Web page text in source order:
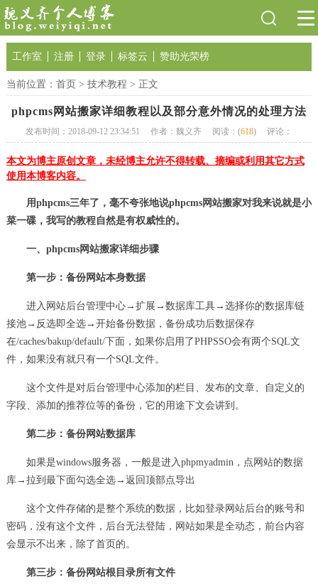
工作室 注册 登录 标签云 赞助光荣榜
当前位置： 首页 > 技术教程 > 正文
phpcms网站搬家详细教程以及部分意外情况的处理方法
发布时间：2018-09-12 23:34:51 作者：魏义齐 阅读：(618) 评论：
本文为博主原创文章，未经博主允许不得转载、摘编或利用其它方式
使用本博客内容。
用phpcms三年了，毫不夸张地说phpcms网站搬家对我来说就是小
菜一碟，我写的教程自然是有权威性的。
一、phpcms网站搬家详细步骤
第一步：备份网站本身数据
进入网站后台管理中心→扩展→数据库工具→选择你的数据库链
接池→反选即全选→开始备份数据，备份成功后数据保存
在/caches/bakup/default/下面，如果你启用了PHPSSO会有两个SQL文
件，如果没有就只有一个SQL文件。
这个文件是对后台管理中心添加的栏目、发布的文章、自定义的
字段、添加的推荐位等的备份，它的用途下文会讲到。
第二步：备份网站数据库
如果是windows服务器，一般是进入phpmyadmin，点网站的数据
库→拉到最下面勾选全选→返回顶部点导出
这个文件存储的是整个系统的数据，比如登录网站后台的账号和
密码，没有这个文件，后台无法登陆，网站如果是全动态，前台内容
会显示不出来，除了首页的。
第三步：备份网站根目录所有文件